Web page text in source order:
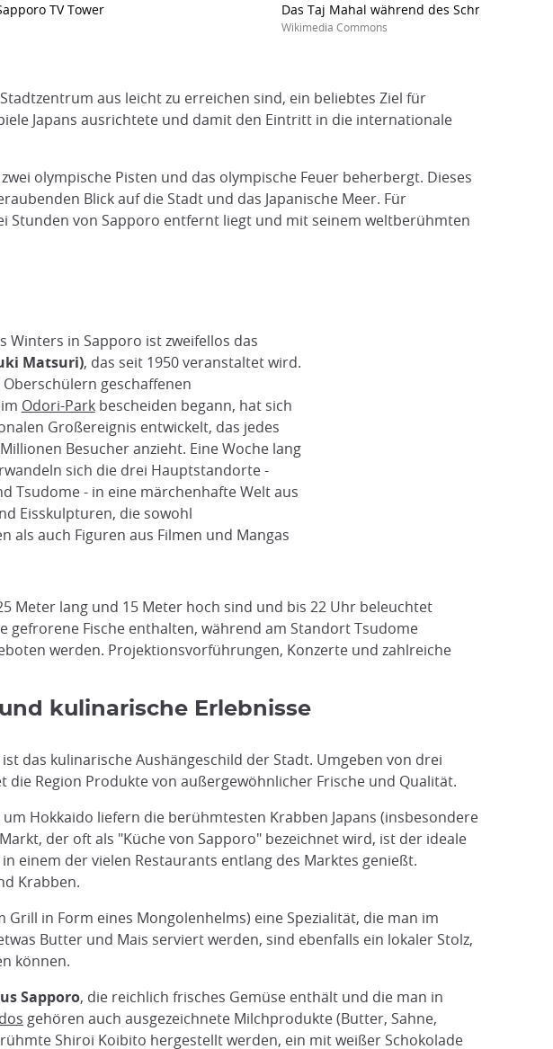
TV Tower Das Taj Mahal während des Schneefestivals
Wikimedia Commons
aus leicht zu erreichen sind, ein beliebtes Ziel für
Japans ausrichtete und damit den Eintritt in die internationale
olympische Pisten und das olympische Feuer beherbergt. Dieses
Blick auf die Stadt und das Japanische Meer. Für
Stunden von Sapporo entfernt liegt und mit seinem weltberühmten
Winters in Sapporo ist zweifellos das
Matsuri), das seit 1950 veranstaltet wird.
geschaffenen
Odori-Parkbescheiden begann, hat sich
Großereignis entwickelt, das jedes
Besucher anzieht. Eine Woche lang
sich die drei Hauptstandorte -
Tsudome - in eine märchenhafte Welt aus
Eisskulpturen, die sowohl
als auch Figuren aus Filmen und Mangas
aus Schnee
Meter lang und 15 Meter hoch sind und bis 22 Uhr beleuchtet
gefrorene Fische enthalten, während am Standort Tsudome
werden. Projektionsvorführungen, Konzerte und zahlreiche
kulinarische Erlebnisse
das kulinarische Aushängeschild der Stadt. Umgeben von drei
Region Produkte von außergewöhnlicher Frische und Qualität.
Hokkaido liefern die berühmtesten Krabben Japans (insbesondere
der oft als "Küche von Sapporo" bezeichnet wird, ist der ideale
einem der vielen Restaurants entlang des Marktes genießt.
Krabben.
Grill in Form eines Mongolenhelms) eine Spezialität, die man im
Butter und Mais serviert werden, sind ebenfalls ein lokaler Stolz,
können.
Sapporo, die reichlich frisches Gemüse enthält und die man in
gehören auch ausgezeichnete Milchprodukte (Butter, Sahne,
Shiroi Koibito hergestellt werden, ein mit weißer Schokolade